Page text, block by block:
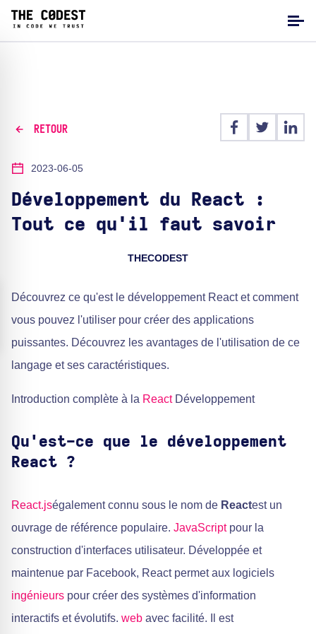
RETOUR
2023-06-05
Développement du React :
Tout ce qu'il faut savoir
THECODEST
Découvrez ce qu'est le développement React et comment
vous pouvez l'utiliser pour créer des applications
puissantes. Découvrez les avantages de l'utilisation de ce
langage et ses caractéristiques.
Introduction complète à la ReactDéveloppement
Qu'est-ce que le développement
React ?
React.jségalement connu sous le nom de Reactest un
ouvrage de référence populaire. JavaScriptpour la
construction d'interfaces utilisateur. Développée et
maintenue par Facebook, React permet aux logiciels
ingénieurs pour créer des systèmes d'information
interactifs et évolutifs. web avec facilité. Il est